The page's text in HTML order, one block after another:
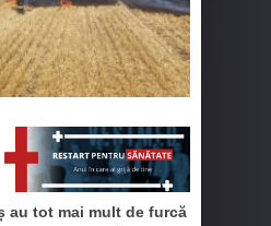
au tot mai mult de furcă